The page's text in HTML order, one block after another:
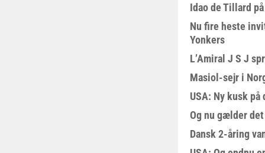
Idao de Tillard
Nu fire heste
Yonkers
L’Amiral J S J
Masiol-sejr i
USA: Ny kusk på
Og nu gælder
Dansk 2-åring